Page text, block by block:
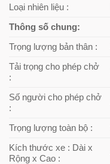
Loại nhiên liệu :
Thông số chung:
Trọng lượng bản thân :
Tải trọng cho phép chở
:
Số người cho phép chở
:
Trọng lượng toàn bộ :
Kích thước xe : Dài x
Rộng x Cao :